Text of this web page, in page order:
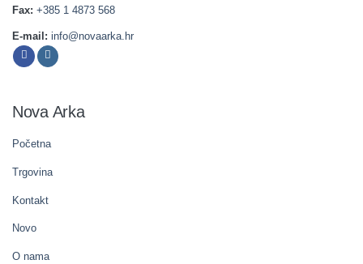
Fax: +385 1 4873 568
E-mail: info@novaarka.hr
Nova Arka
Početna
Trgovina
Kontakt
Novo
O nama